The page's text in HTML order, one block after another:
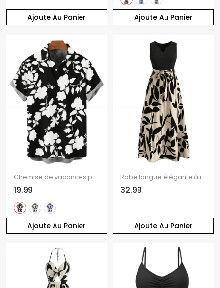
Ajoute Au Panier Ajoute Au Panier
Ajoute Au Panier
Chemise de vacances pour homme, imprimé floral et silhouette de feuilles, boutonnée
19.99
Ajoute Au Panier
Robe longue élégante à imprimé feuilles minimaliste colorblock et ceinture crantée en V
32.99